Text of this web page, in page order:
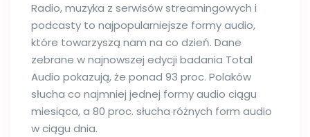
Radio, muzyka z serwisów streamingowych i
podcasty to najpopularniejsze formy audio,
które towarzyszą nam na co dzień. Dane
zebrane w najnowszej edycji badania Total
Audio pokazują, że ponad 93 proc. Polaków
słucha co najmniej jednej formy audio ciągu
miesiąca, a 80 proc. słucha różnych form audio
w ciągu dnia.